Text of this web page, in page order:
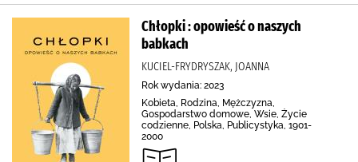
Chłopki : opowieść o naszych
babkach
KUCIEL-FRYDRYSZAK, JOANNA
Rok wydania: 2023
Kobieta, Rodzina, Mężczyzna,
Gospodarstwo domowe, Wsie, Życie
codzienne, Polska, Publicystyka, 1901-
2000